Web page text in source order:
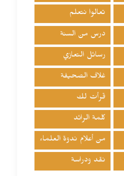
تعالوا نتعلم
درس من السنة
رسائل التعازي
غلاف الصحيفة
قرأت لك
كلمة الرائد
من أعلام ندوة العلماء
نقد ودراسة